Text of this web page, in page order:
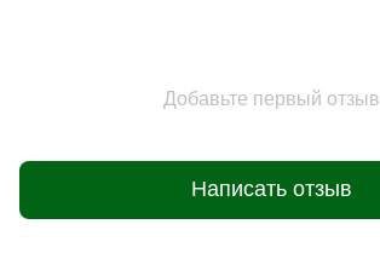
Добавьте первый отзыв
Написать отзыв